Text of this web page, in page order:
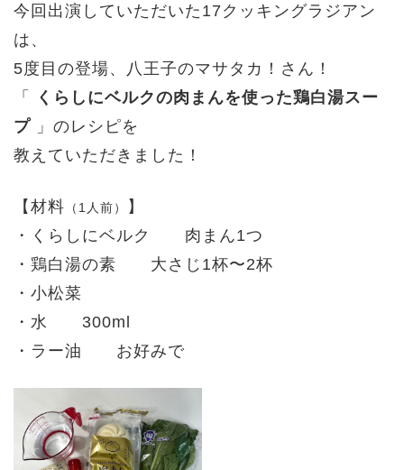
今回出演していただいた17クッキングラジアン
は、
5度目の登場、八王子のマサタカ！さん！
「
くらしにベルクの肉まんを使った鶏白湯スー
プ」のレシピを
教えていただきました！
【材料 （1人前）
】
・くらしにベルク 肉まん1つ
・鶏白湯の素 大さじ1杯〜2杯
・小松菜
・水 300ml
・ラー油 お好みで